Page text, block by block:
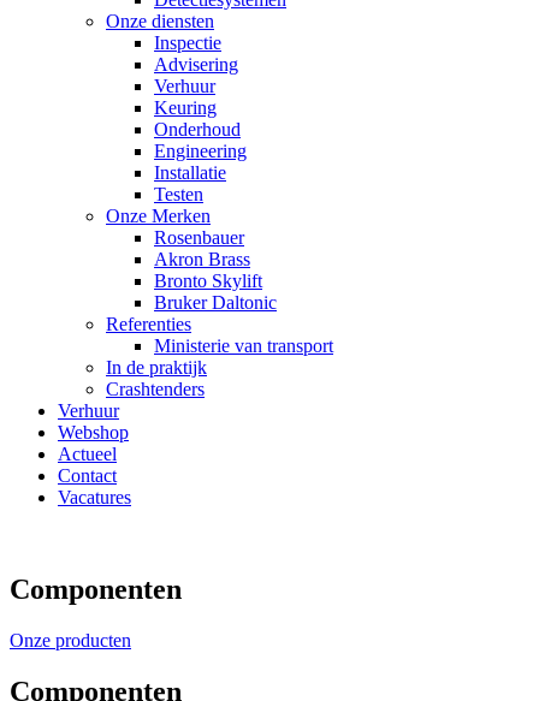
Onze diensten
Inspectie
Advisering
Verhuur
Keuring
Onderhoud
Engineering
Installatie
Testen
Onze Merken
Rosenbauer
Akron Brass
Bronto Skylift
Bruker Daltonic
Referenties
Ministerie van transport
In de praktijk
Crashtenders
Verhuur
Webshop
Actueel
Contact
Vacatures
Componenten
Onze producten
Componenten